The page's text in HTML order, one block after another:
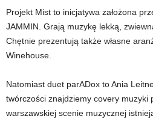
Projekt Mist to inicjatywa założona
JAMMIN. Grają muzykę lekką,
Chętnie prezentują także własne
Winehouse.
Natomiast duet parADox to Ania
twórczości znajdziemy covery muzyki
warszawskiej scenie muzycznej